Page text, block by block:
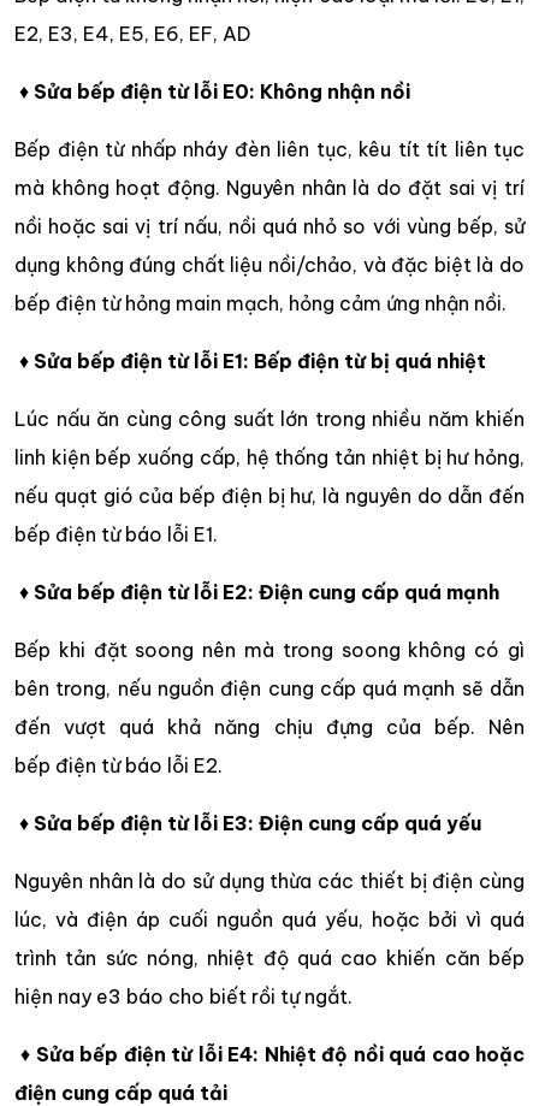
E2, E3, E4, E5, E6, EF, AD
♦ Sửa bếp điện từ lỗi E0: Không nhận nồi
Bếp điện từ nhấp nháy đèn liên tục, kêu tít tít liên tục
mà không hoạt động. Nguyên nhân là do đặt sai vị trí
nồi hoặc sai vị trí nấu, nồi quá nhỏ so với vùng bếp, sử
dụng không đúng chất liệu nồi/chảo, và đặc biệt là do
bếp điện từ hỏng main mạch, hỏng cảm ứng nhận nồi.
♦ Sửa bếp điện từ lỗi E1: Bếp điện từ bị quá nhiệt
Lúc nấu ăn cùng công suất lớn trong nhiều năm khiến
linh kiện bếp xuống cấp, hệ thống tản nhiệt bị hư hỏng,
nếu quạt gió của bếp điện bị hư, là nguyên do dẫn đến
bếp điện từ báo lỗi E1.
♦ Sửa bếp điện từ lỗi E2: Điện cung cấp quá mạnh
Bếp khi đặt soong nên mà trong soong không có gì
bên trong, nếu nguồn điện cung cấp quá mạnh sẽ dẫn
đến vượt quá khả năng chịu đựng của bếp. Nên
bếp điện từ báo lỗi E2.
♦ Sửa bếp điện từ lỗi E3: Điện cung cấp quá yếu
Nguyên nhân là do sử dụng thừa các thiết bị điện cùng
lúc, và điện áp cuối nguồn quá yếu, hoặc bởi vì quá
trình tản sức nóng, nhiệt độ quá cao khiến căn bếp
hiện nay e3 báo cho biết rồi tự ngắt.
♦ Sửa bếp điện từ lỗi E4: Nhiệt độ nồi quá cao hoặc
điện cung cấp quá tải